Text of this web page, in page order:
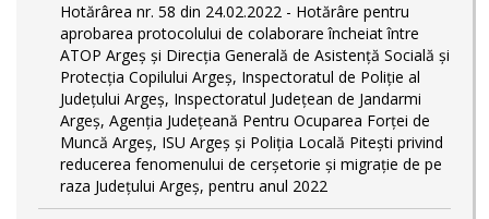
Hotărârea nr. 58 din 24.02.2022 - Hotărâre pentru
aprobarea protocolului de colaborare încheiat între
ATOP Argeş şi Direcţia Generală de Asistenţă Socială şi
Protecţia Copilului Argeş, Inspectoratul de Poliţie al
Judeţului Argeş, Inspectoratul Judeţean de Jandarmi
Argeş, Agenţia Judeţeană Pentru Ocuparea Forţei de
Muncă Argeş, ISU Argeş şi Poliţia Locală Piteşti privind
reducerea fenomenului de cerşetorie şi migraţie de pe
raza Judeţului Argeş, pentru anul 2022